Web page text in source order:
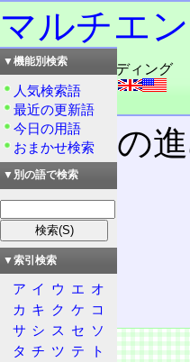
マルチエ
読み：マルチエンディング
外語：multi ending
品詞：名詞
ゲームの
概要
特徴
初出
目的
概要
▼機能別検索
人気検索語
最近の更新語
今日の用語
おまかせ検索
▼別の語で検索
▼索引検索
ア イ ウ エ オ
カ キ ク ケ コ
サ シ ス セ ソ
タ チ ツ テ
ト